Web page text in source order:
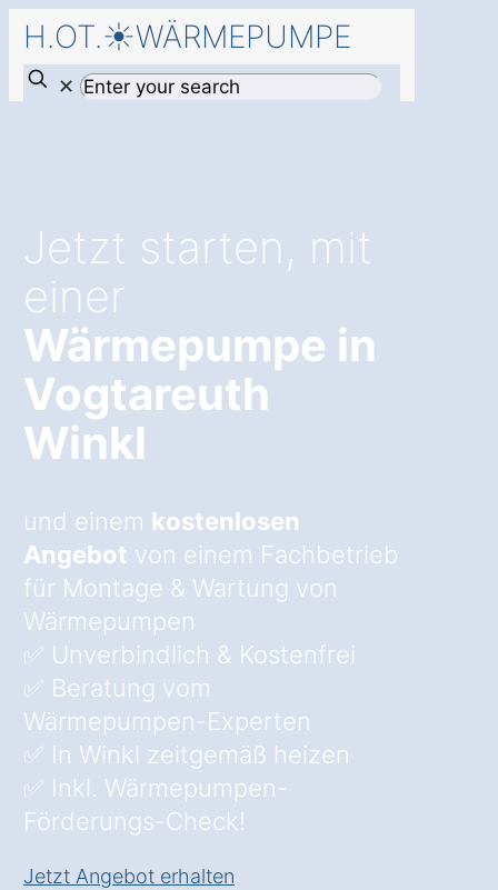
H.OT.☀️WÄRMEPUMPE
✕
Jetzt starten, mit
einer
Wärmepumpe in
Vogtareuth
Winkl
und einem kostenlosen
Angebot von einem Fachbetrieb
für Montage & Wartung von
Wärmepumpen
✅ Unverbindlich & Kostenfrei
✅ Beratung vom
Wärmepumpen-Experten
✅ In Winkl zeitgemäß heizen
✅ Inkl. Wärmepumpen-
Förderungs-Check!
Jetzt Angebot erhalten